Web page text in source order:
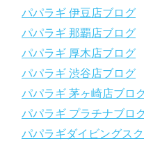
＿＿＿＿＿＿＿＿＿＿＿＿
https://www.papalagi.co.jp/lp/
YouTubeで言えない話をこっ
◆ライセンス取得の前に知っ
https://youtu.be/
◆ライセンス取得コースにつ
パパラギ 伊豆店ブログ
パパラギ 那覇店ブログ
パパラギ 厚木店ブログ
パパラギ 渋谷店ブログ
パパラギ 茅ヶ崎店ブロ
パパラギ プラチナブロ
パパラギダイビングス